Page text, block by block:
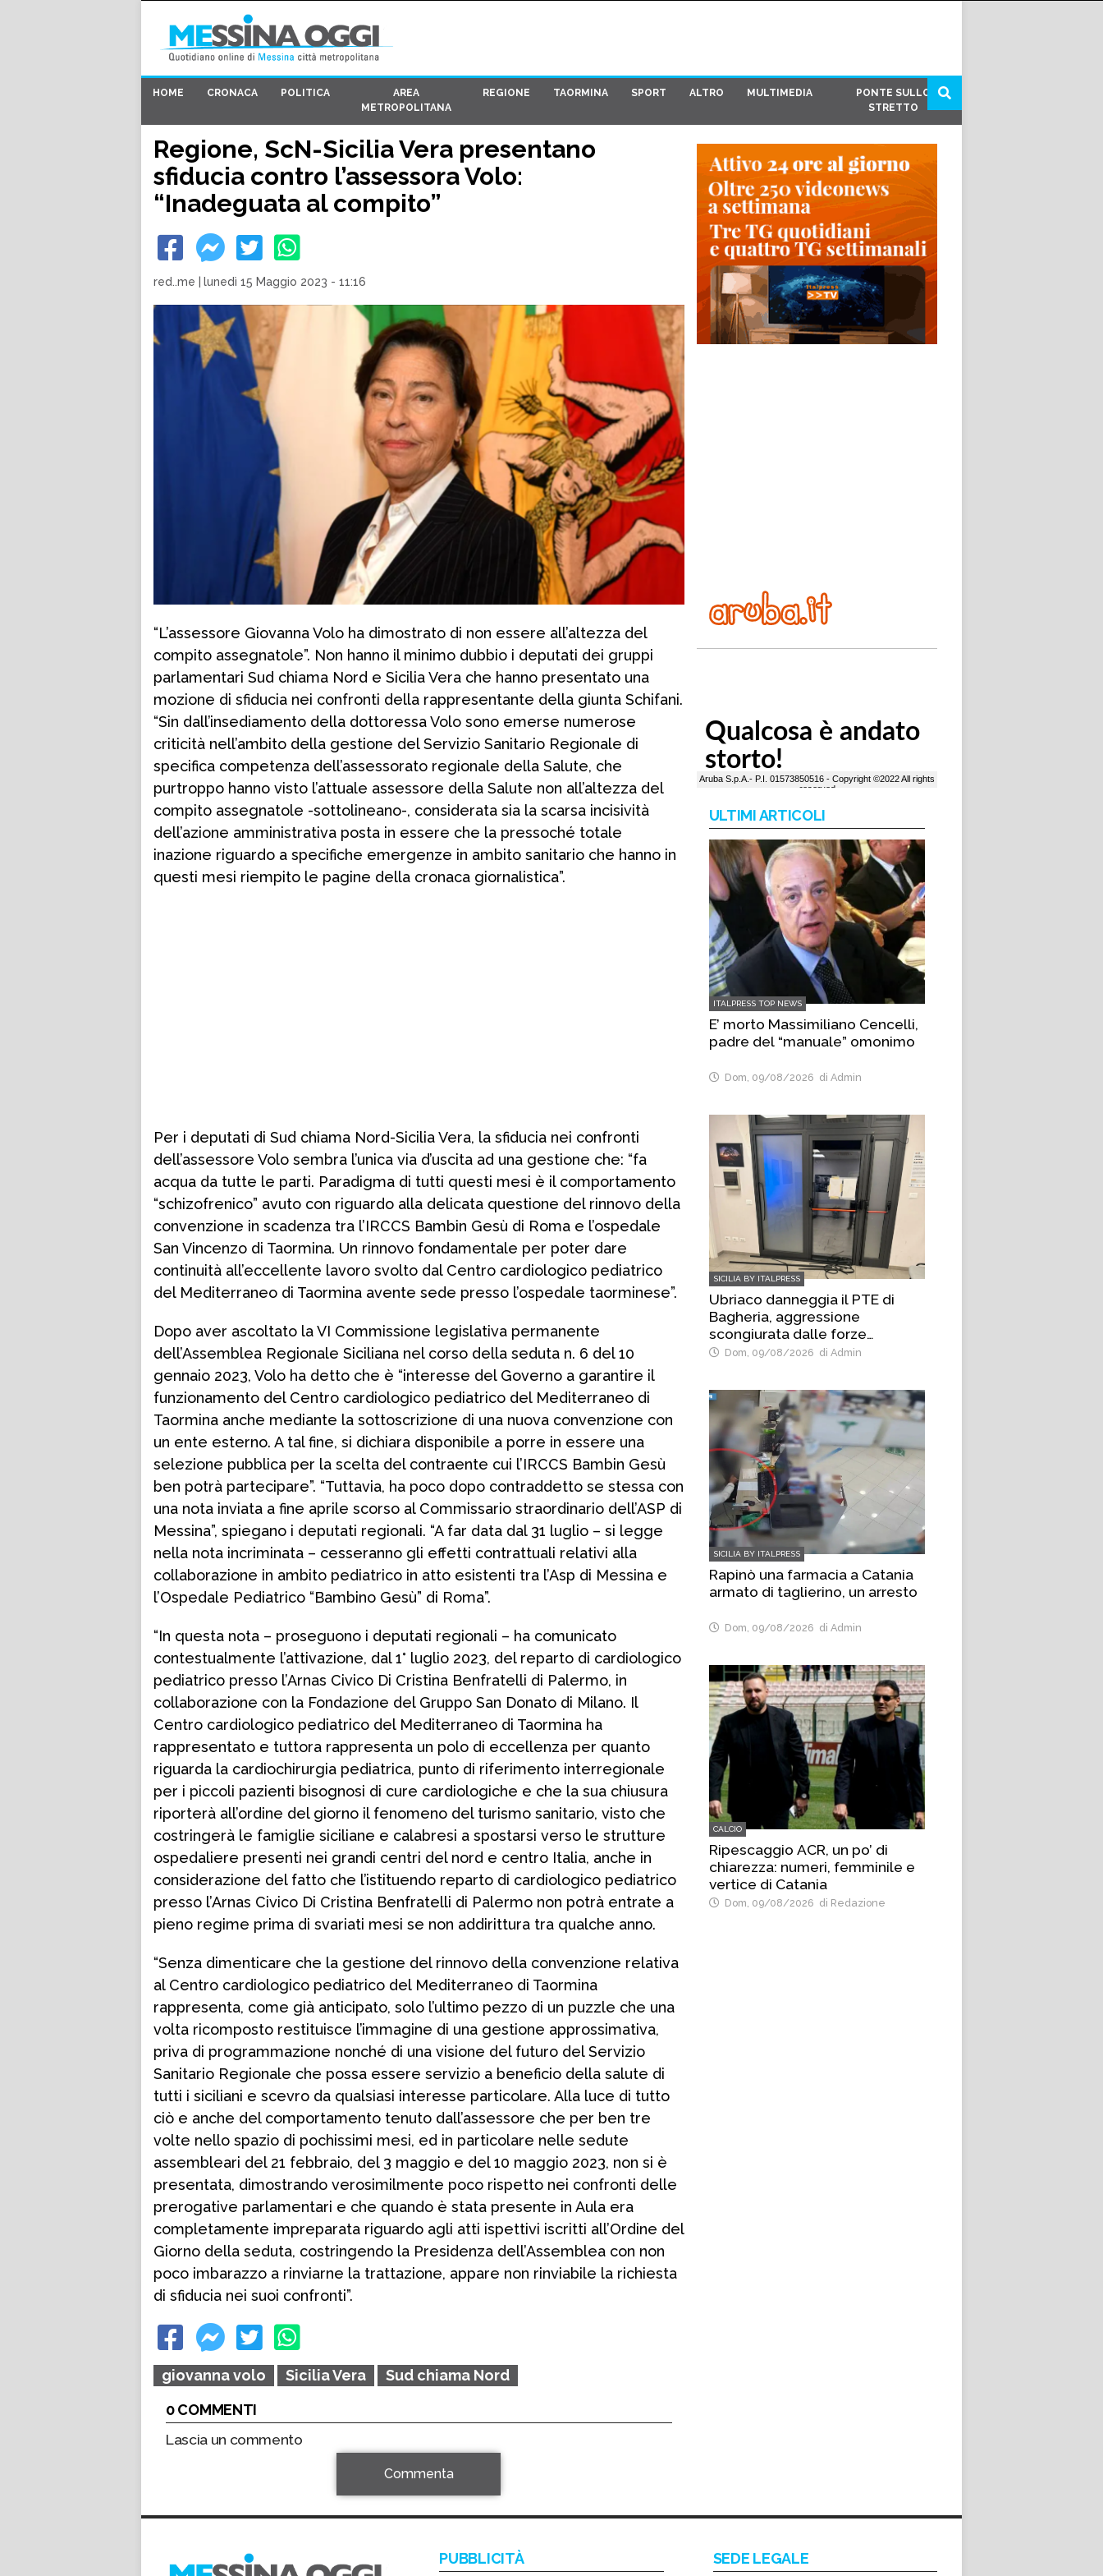
HOME CRONACA POLITICA
AREA
METROPOLITANA
REGIONE TAORMINA SPORT ALTRO MULTIMEDIA
PONTE SULLO
STRETTO
Regione, ScN-Sicilia Vera presentano
sfiducia contro l’assessora Volo:
“Inadeguata al compito”
red..me lunedì 15 Maggio 2023 - 11:16
“L’assessore Giovanna Volo ha dimostrato di non essere all’altezza del
compito assegnatole”. Non hanno il minimo dubbio i deputati dei gruppi
parlamentari Sud chiama Nord e Sicilia Vera che hanno presentato una
mozione di sfiducia nei confronti della rappresentante della giunta Schifani.
“Sin dall’insediamento della dottoressa Volo sono emerse numerose
criticità nell’ambito della gestione del Servizio Sanitario Regionale di
specifica competenza dell’assessorato regionale della Salute, che
purtroppo hanno visto l’attuale assessore della Salute non all’altezza del
compito assegnatole -sottolineano-, considerata sia la scarsa incisività
dell’azione amministrativa posta in essere che la pressoché totale
inazione riguardo a specifiche emergenze in ambito sanitario che hanno in
questi mesi riempito le pagine della cronaca giornalistica”.
Per i deputati di Sud chiama Nord-Sicilia Vera, la sfiducia nei confronti
dell’assessore Volo sembra l’unica via d’uscita ad una gestione che: “fa
acqua da tutte le parti. Paradigma di tutti questi mesi è il comportamento
“schizofrenico” avuto con riguardo alla delicata questione del rinnovo della
convenzione in scadenza tra l’IRCCS Bambin Gesù di Roma e l’ospedale
San Vincenzo di Taormina. Un rinnovo fondamentale per poter dare
continuità all’eccellente lavoro svolto dal Centro cardiologico pediatrico
del Mediterraneo di Taormina avente sede presso l’ospedale taorminese”.
Dopo aver ascoltato la VI Commissione legislativa permanente
dell’Assemblea Regionale Siciliana nel corso della seduta n. 6 del 10
gennaio 2023, Volo ha detto che è “interesse del Governo a garantire il
funzionamento del Centro cardiologico pediatrico del Mediterraneo di
Taormina anche mediante la sottoscrizione di una nuova convenzione con
un ente esterno. A tal fine, si dichiara disponibile a porre in essere una
selezione pubblica per la scelta del contraente cui l’IRCCS Bambin Gesù
ben potrà partecipare”. “Tuttavia, ha poco dopo contraddetto se stessa con
una nota inviata a fine aprile scorso al Commissario straordinario dell’ASP di
Messina”, spiegano i deputati regionali. “A far data dal 31 luglio – si legge
nella nota incriminata – cesseranno gli effetti contrattuali relativi alla
collaborazione in ambito pediatrico in atto esistenti tra l’Asp di Messina e
l’Ospedale Pediatrico “Bambino Gesù” di Roma”.
“In questa nota – proseguono i deputati regionali – ha comunicato
contestualmente l’attivazione, dal 1° luglio 2023, del reparto di cardiologico
pediatrico presso l’Arnas Civico Di Cristina Benfratelli di Palermo, in
collaborazione con la Fondazione del Gruppo San Donato di Milano. Il
Centro cardiologico pediatrico del Mediterraneo di Taormina ha
rappresentato e tuttora rappresenta un polo di eccellenza per quanto
riguarda la cardiochirurgia pediatrica, punto di riferimento interregionale
per i piccoli pazienti bisognosi di cure cardiologiche e che la sua chiusura
riporterà all’ordine del giorno il fenomeno del turismo sanitario, visto che
costringerà le famiglie siciliane e calabresi a spostarsi verso le strutture
ospedaliere presenti nei grandi centri del nord e centro Italia, anche in
considerazione del fatto che l’istituendo reparto di cardiologico pediatrico
presso l’Arnas Civico Di Cristina Benfratelli di Palermo non potrà entrate a
pieno regime prima di svariati mesi se non addirittura tra qualche anno.
“Senza dimenticare che la gestione del rinnovo della convenzione relativa
al Centro cardiologico pediatrico del Mediterraneo di Taormina
rappresenta, come già anticipato, solo l’ultimo pezzo di un puzzle che una
volta ricomposto restituisce l’immagine di una gestione approssimativa,
priva di programmazione nonché di una visione del futuro del Servizio
Sanitario Regionale che possa essere servizio a beneficio della salute di
tutti i siciliani e scevro da qualsiasi interesse particolare. Alla luce di tutto
ciò e anche del comportamento tenuto dall’assessore che per ben tre
volte nello spazio di pochissimi mesi, ed in particolare nelle sedute
assembleari del 21 febbraio, del 3 maggio e del 10 maggio 2023, non si è
presentata, dimostrando verosimilmente poco rispetto nei confronti delle
prerogative parlamentari e che quando è stata presente in Aula era
completamente impreparata riguardo agli atti ispettivi iscritti all’Ordine del
Giorno della seduta, costringendo la Presidenza dell’Assemblea con non
poco imbarazzo a rinviarne la trattazione, appare non rinviabile la richiesta
di sfiducia nei suoi confronti”.
giovanna volo Sicilia Vera
Sud chiama Nord
0 COMMENTI
Lascia un commento
Commenta
ULTIMI ARTICOLI
ITALPRESS TOP NEWS
E’ morto Massimiliano Cencelli,
padre del “manuale” omonimo
Dom, 09/08/2026 di Admin
SICILIA BY ITALPRESS
Ubriaco danneggia il PTE di
Bagheria, aggressione
scongiurata dalle forze
dell’ordine
Dom, 09/08/2026 di Admin
SICILIA BY ITALPRESS
Rapinò una farmacia a Catania
armato di taglierino, un arresto
Dom, 09/08/2026 di Admin
CALCIO
Ripescaggio ACR, un po’ di
chiarezza: numeri, femminile e
vertice di Catania
Dom, 09/08/2026 di Redazione
PUBBLICITÀ SEDE LEGALE